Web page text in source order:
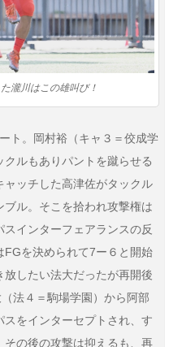
瀧川はこの雄叫び！
ト。岡村裕（キャ３＝佼成学
ルもありパントを蹴らせる
ャッチした高津佐がタックル
ル。そこを拾われ攻撃権は
インターフェアランスの反
FGを決められて7ー６と開始
したい法大だったが再開後
法４＝駒場学園）から阿部
をインターセプトされ、す
その後の攻撃は抑えるも、再